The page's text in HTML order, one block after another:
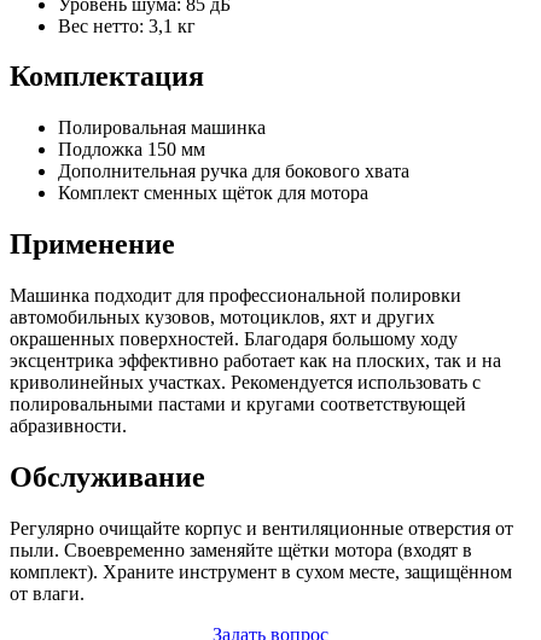
Вес нетто: 3,1 кг
Комплектация
Полировальная машинка
Подложка 150 мм
Дополнительная ручка для бокового хвата
Комплект сменных щёток для мотора
Применение
Машинка подходит для профессиональной полировки
автомобильных кузовов, мотоциклов, яхт и других
окрашенных поверхностей. Благодаря большому ходу
эксцентрика эффективно работает как на плоских, так и на
криволинейных участках. Рекомендуется использовать с
полировальными пастами и кругами соответствующей
абразивности.
Обслуживание
Регулярно очищайте корпус и вентиляционные отверстия от
пыли. Своевременно заменяйте щётки мотора (входят в
комплект). Храните инструмент в сухом месте, защищённом
от влаги.
Задать вопрос